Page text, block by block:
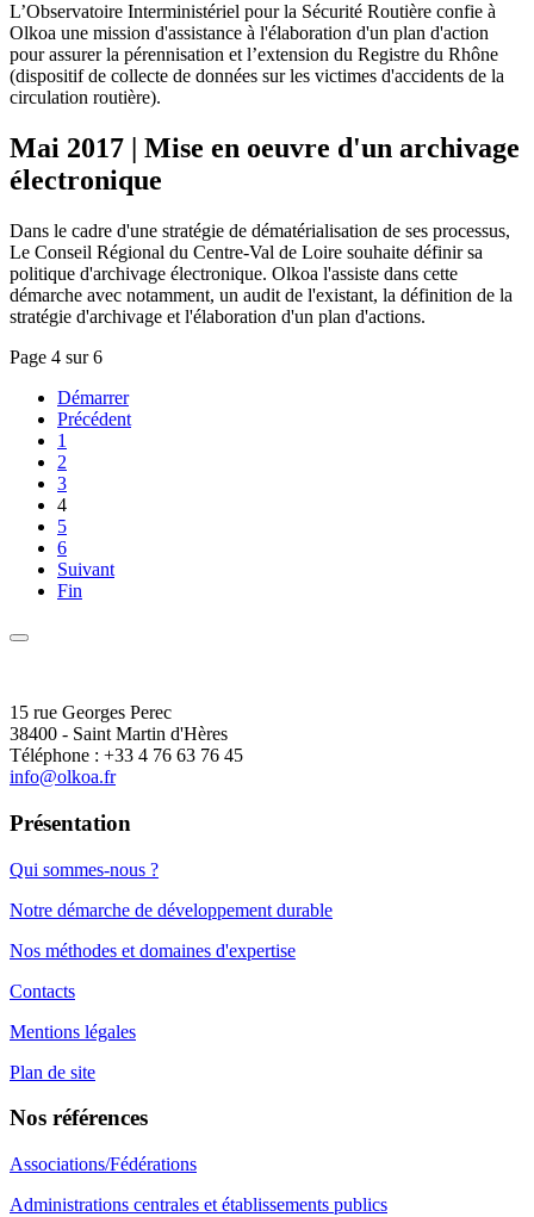
L’Observatoire Interministériel pour la Sécurité Routière confie à
Olkoa une mission d'assistance à l'élaboration d'un plan d'action
pour assurer la pérennisation et l’extension du Registre du Rhône
(dispositif de collecte de données sur les victimes d'accidents de la
circulation routière).
Mai 2017 | Mise en oeuvre d'un archivage
électronique
Dans le cadre d'une stratégie de dématérialisation de ses processus,
Le Conseil Régional du Centre-Val de Loire souhaite définir sa
politique d'archivage électronique. Olkoa l'assiste dans cette
démarche avec notamment, un audit de l'existant, la définition de la
stratégie d'archivage et l'élaboration d'un plan d'actions.
Page 4 sur 6
Démarrer
Précédent
1
2
3
4
5
6
Suivant
Fin
15 rue Georges Perec
38400 - Saint Martin d'Hères
Téléphone : +33 4 76 63 76 45
info@olkoa.fr
Présentation
Qui sommes-nous ?
Notre démarche de développement durable
Nos méthodes et domaines d'expertise
Contacts
Mentions légales
Plan de site
Nos références
Associations/Fédérations
Administrations centrales et établissements publics